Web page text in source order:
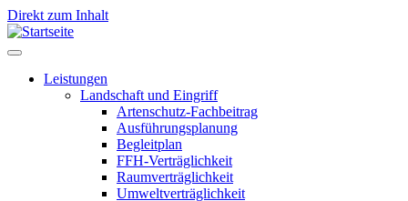
Direkt zum Inhalt
Leistungen
Leistungen
Landschaft und Eingriff
Artenschutz-Fachbeitrag
Ausführungsplanung
Begleitplan
FFH-Verträglichkeit
Raumverträglichkeit
Umweltverträglichkeit